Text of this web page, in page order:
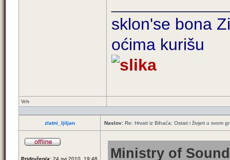
sklon'se bona
oćima kurišu
Vrh
zlatni_ljiljan Naslov: Re: Hrvati iz Bihaća: Ostati i živjeti u svom
Pridružen/a: 24 svi 2010, 19:48
Ministry of